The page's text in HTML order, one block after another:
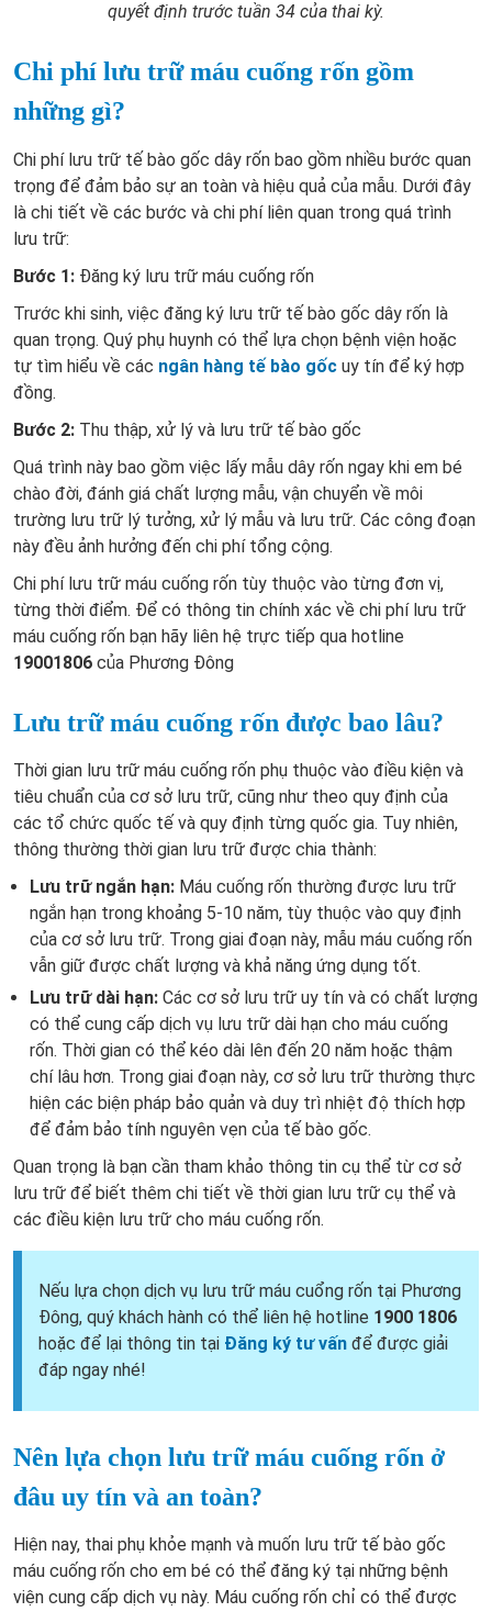
quyết định trước tuần 34 của thai kỳ.
Chi phí lưu trữ máu cuống rốn gồm
những gì?
Chi phí lưu trữ tế bào gốc dây rốn bao gồm nhiều bước quan
trọng để đảm bảo sự an toàn và hiệu quả của mẫu. Dưới đây
là chi tiết về các bước và chi phí liên quan trong quá trình
lưu trữ:
Bước 1: Đăng ký lưu trữ máu cuống rốn
Trước khi sinh, việc đăng ký lưu trữ tế bào gốc dây rốn là
quan trọng. Quý phụ huynh có thể lựa chọn bệnh viện hoặc
tự tìm hiểu về các ngân hàng tế bào gốc uy tín để ký hợp
đồng.
Bước 2: Thu thập, xử lý và lưu trữ tế bào gốc
Quá trình này bao gồm việc lấy mẫu dây rốn ngay khi em bé
chào đời, đánh giá chất lượng mẫu, vận chuyển về môi
trường lưu trữ lý tưởng, xử lý mẫu và lưu trữ. Các công đoạn
này đều ảnh hưởng đến chi phí tổng cộng.
Chi phí lưu trữ máu cuống rốn tùy thuộc vào từng đơn vị,
từng thời điểm. Để có thông tin chính xác về chi phí lưu trữ
máu cuống rốn bạn hãy liên hệ trực tiếp qua hotline
19001806 của Phương Đông
Lưu trữ máu cuống rốn được bao lâu?
Thời gian lưu trữ máu cuống rốn phụ thuộc vào điều kiện và
tiêu chuẩn của cơ sở lưu trữ, cũng như theo quy định của
các tổ chức quốc tế và quy định từng quốc gia. Tuy nhiên,
thông thường thời gian lưu trữ được chia thành:
Lưu trữ ngắn hạn: Máu cuống rốn thường được lưu trữ
ngắn hạn trong khoảng 5-10 năm, tùy thuộc vào quy định
của cơ sở lưu trữ. Trong giai đoạn này, mẫu máu cuống rốn
vẫn giữ được chất lượng và khả năng ứng dụng tốt.
Lưu trữ dài hạn: Các cơ sở lưu trữ uy tín và có chất lượng
có thể cung cấp dịch vụ lưu trữ dài hạn cho máu cuống
rốn. Thời gian có thể kéo dài lên đến 20 năm hoặc thậm
chí lâu hơn. Trong giai đoạn này, cơ sở lưu trữ thường thực
hiện các biện pháp bảo quản và duy trì nhiệt độ thích hợp
để đảm bảo tính nguyên vẹn của tế bào gốc.
Quan trọng là bạn cần tham khảo thông tin cụ thể từ cơ sở
lưu trữ để biết thêm chi tiết về thời gian lưu trữ cụ thể và
các điều kiện lưu trữ cho máu cuống rốn.
Nếu lựa chọn dịch vụ lưu trữ máu cuổng rốn tại Phương
Đông, quý khách hành có thể liên hệ hotline 1900 1806
hoặc để lại thông tin tại Đăng ký tư vấn để được giải
đáp ngay nhé!
Nên lựa chọn lưu trữ máu cuống rốn ở
đâu uy tín và an toàn?
Hiện nay, thai phụ khỏe mạnh và muốn lưu trữ tế bào gốc
máu cuống rốn cho em bé có thể đăng ký tại những bệnh
viện cung cấp dịch vụ này. Máu cuống rốn chỉ có thể được